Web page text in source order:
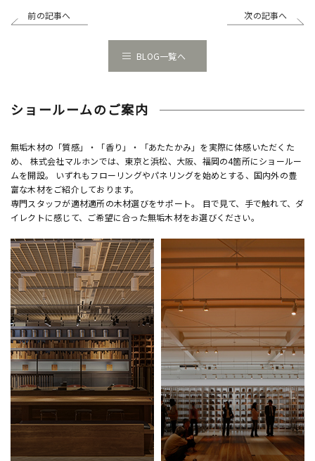
前の記事へ 次の記事へ
BLOG一覧へ
ショールームのご案内
無垢木材の「質感」・「香り」・「あたたかみ」を実際に体感いただくた
め、 株式会社マルホンでは、東京と浜松、大阪、福岡の4箇所にショールー
ムを開設。 いずれもフローリングやパネリングを始めとする、国内外の豊
富な木材をご紹介しております。
専門スタッフが適材適所の木材選びをサポート。 目で見て、手で触れて、ダ
イレクトに感じて、ご希望に合った無垢木材をお選びください。